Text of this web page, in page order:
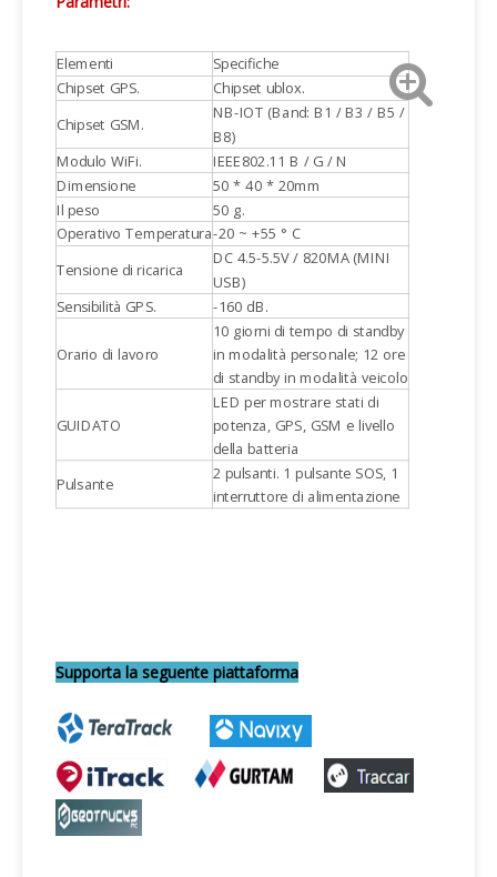
Elementi Specifiche
Chipset GPS.
Chipset ublox.
Chipset GSM.
NB-IOT (Band: B1 / B3 / B5 /
B8)
Modulo WiFi.
IEEE802.11 B / G / N
Dimensione
50 * 40 * 20mm
Il peso
50 g.
Operativo Temperatura-20 ~ +55 ° C
Tensione di ricarica
DC 4.5-5.5V / 820MA (MINI
USB)
Sensibilità GPS. -160 dB.
Orario di lavoro
10 giorni di tempo di standby
in modalità personale; 12 ore
di standby in modalità veicolo
GUIDATO
LED per mostrare stati di
potenza, GPS, GSM e livello
della batteria
Pulsante
2 pulsanti. 1 pulsante SOS, 1
interruttore di alimentazione
Supporta la seguente piattaforma